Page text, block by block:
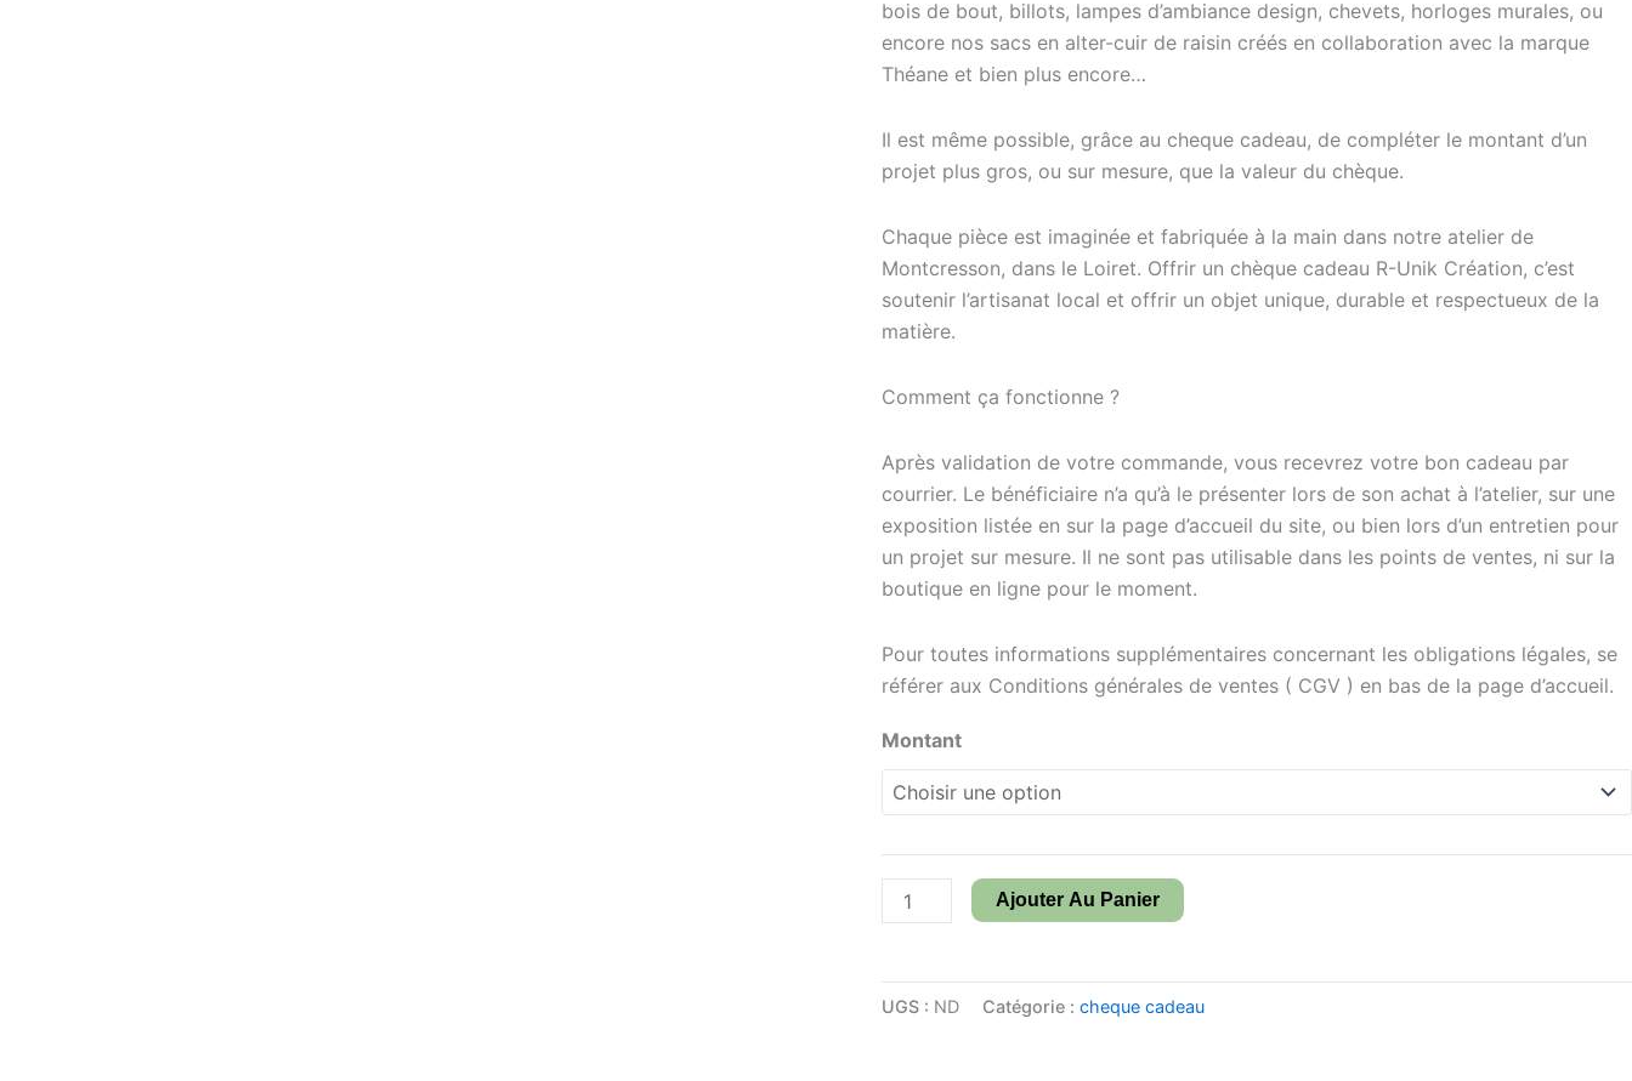
bois de bout, billots, lampes d’ambiance design, chevets, horloges murales, ou
encore nos sacs en alter-cuir de raisin créés en collaboration avec la marque
Théane et bien plus encore…
Il est même possible, grâce au cheque cadeau, de compléter le montant d’un
projet plus gros, ou sur mesure, que la valeur du chèque.
Chaque pièce est imaginée et fabriquée à la main dans notre atelier de
Montcresson, dans le Loiret. Offrir un chèque cadeau R-Unik Création, c’est
soutenir l’artisanat local et offrir un objet unique, durable et respectueux de la
matière.
Comment ça fonctionne ?
Après validation de votre commande, vous recevrez votre bon cadeau par
courrier. Le bénéficiaire n’a qu’à le présenter lors de son achat à l’atelier, sur une
exposition listée en sur la page d’accueil du site, ou bien lors d’un entretien pour
un projet sur mesure. Il ne sont pas utilisable dans les points de ventes, ni sur la
boutique en ligne pour le moment.
Pour toutes informations supplémentaires concernant les obligations légales, se
référer aux Conditions générales de ventes ( CGV ) en bas de la page d’accueil.
Montant
Ajouter Au Panier
UGS : ND Catégorie : cheque cadeau